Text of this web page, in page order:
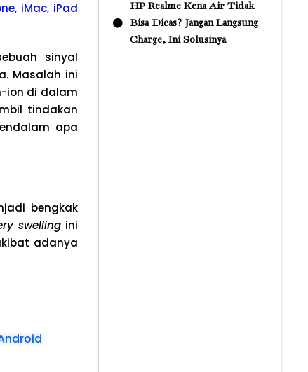
iMac, iPad
sinyal
Masalah ini
ion di dalam
tindakan
apa
bengkak
swelling ini
adanya
HP Realme Kena Air Tidak
Bisa Dicas? Jangan Langsung
Charge, Ini Solusinya